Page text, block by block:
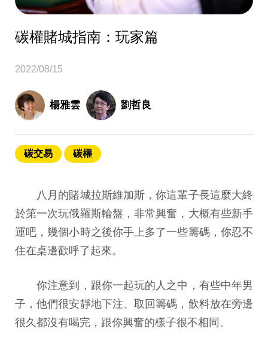
碳權賭城指南：玩家篇
2022/08/15
楊雅雲 劉哲良
碳交易 碳權
八月的賭城拉斯維加斯，你這輩子長這麼大終
於第一次玩俄羅斯輪盤，非常興奮，大概有些新手
運吧，幾個小時之後你手上多了一些籌碼，你忍不
住在桌邊歡呼了起來。
你注意到，跟你一起玩的人之中，有些中年男
子，他們很安靜地下注、取回籌碼，飲料放在旁邊
很久都沒有喝完，跟你興奮的樣子很不相同。